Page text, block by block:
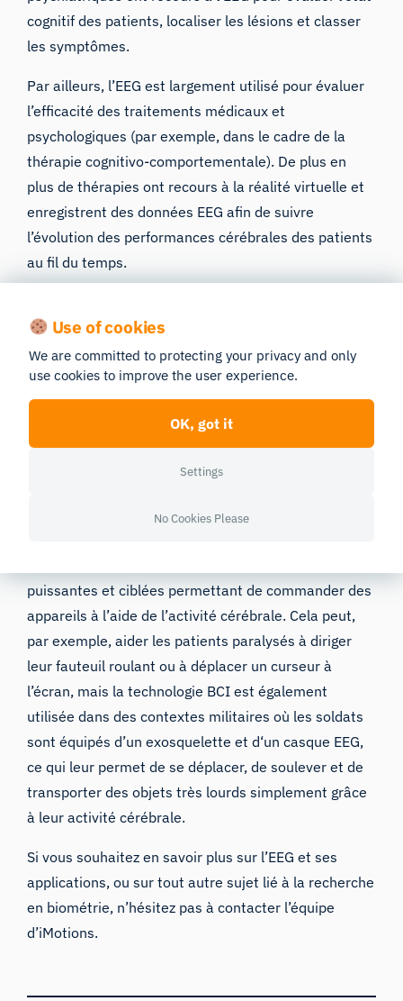
cognitif des patients, localiser les lésions et classer
les symptômes.
Par ailleurs, l’EEG est largement utilisé pour évaluer
l’efficacité des traitements médicaux et
psychologiques (par exemple, dans le cadre de la
thérapie cognitivo-comportementale). De plus en
plus de thérapies ont recours à la réalité virtuelle et
enregistrent des données EEG afin de suivre
l’évolution des performances cérébrales des patients
au fil du temps.
Interfaces cerveau-ordinateur (BCI) :
Les interfaces cerveau-ordinateur constituent un
domaine relativement nouveau mais en plein essor
pour l’EEG. Aujourd’hui, nous savons beaucoup plus
précisément quelles zones du cerveau sont actives
lorsque nous percevons des stimuli, lorsque nous
préparons et exécutons des mouvements corporels,
puissantes et ciblées permettant de commander des
appareils à l’aide de l’activité cérébrale. Cela peut,
par exemple, aider les patients paralysés à diriger
leur fauteuil roulant ou à déplacer un curseur à
l’écran, mais la technologie BCI est également
utilisée dans des contextes militaires où les soldats
sont équipés d’un exosquelette et d‘un casque EEG,
ce qui leur permet de se déplacer, de soulever et de
transporter des objets très lourds simplement grâce
à leur activité cérébrale.
Si vous souhaitez en savoir plus sur l’EEG et ses
applications, ou sur tout autre sujet lié à la recherche
en biométrie, n’hésitez pas àcontacter l’équipe
d’iMotions.
Use of cookies
We are committed to protecting your privacy and only
use cookies to improve the user experience.
OK, got it
Settings
No Cookies Please